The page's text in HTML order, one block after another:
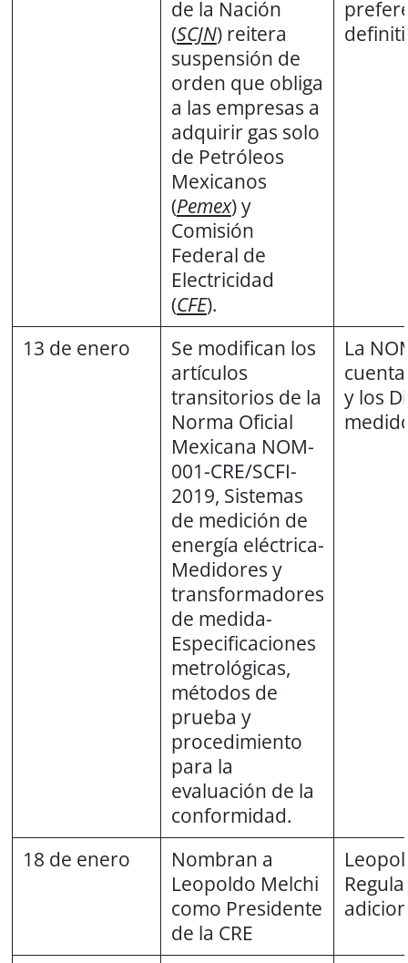
de la Nación
(SCJN) reitera
suspensión de
orden que obliga
a las empresas a
adquirir gas solo
de Petróleos
Mexicanos
(Pemex) y
Comisión
Federal de
Electricidad
(CFE).
13 de enero
Se modifican los
artículos
transitorios de la
Norma Oficial
Mexicana NOM-
001-CRE/SCFI-
2019, Sistemas
de medición de
energía eléctrica-
Medidores y
transformadores
de medida-
Especificaciones
metrológicas,
métodos de
prueba y
procedimiento
para la
evaluación de la
conformidad.
La
y los
18 de enero
Nombran a
Leopoldo Melchi
como Presidente
de la CRE